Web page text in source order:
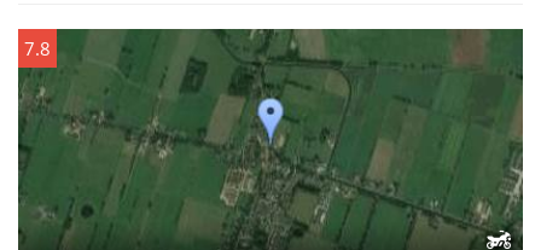
7.8